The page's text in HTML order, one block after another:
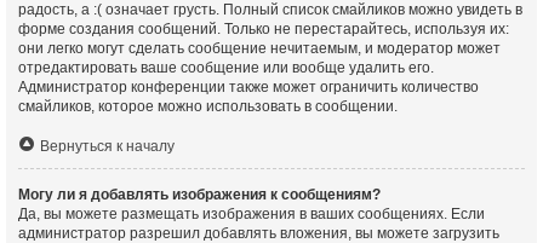
радость, а :( означает грусть. Полный список смайликов можно увидеть в
форме создания сообщений. Только не перестарайтесь, используя их:
они легко могут сделать сообщение нечитаемым, и модератор может
отредактировать ваше сообщение или вообще удалить его.
Администратор конференции также может ограничить количество
смайликов, которое можно использовать в сообщении.
Вернуться к началу
Могу ли я добавлять изображения к сообщениям?
Да, вы можете размещать изображения в ваших сообщениях. Если
администратор разрешил добавлять вложения, вы можете загрузить